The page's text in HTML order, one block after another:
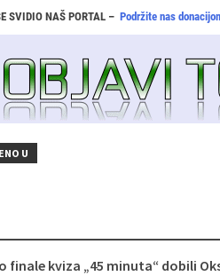
SVIDIO NAŠ PORTAL – Podržite nas
U
finale kviza „45 minuta“ dobili